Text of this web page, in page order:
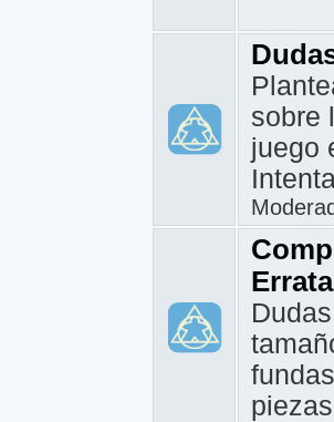
sobre
juego